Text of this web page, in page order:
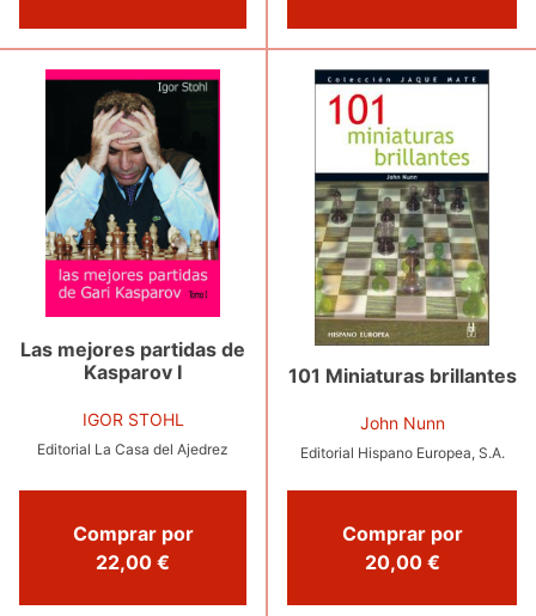
Las mejores partidas de
Kasparov I
IGOR STOHL
Editorial La Casa del Ajedrez
Comprar por
22,00 €
101 Miniaturas brillantes
John Nunn
Editorial Hispano Europea, S.A.
Comprar por
20,00 €